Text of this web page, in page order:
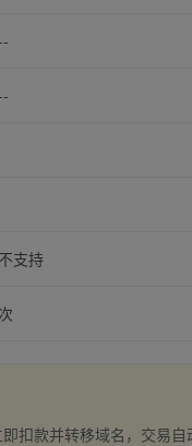
不支持
次
扣款并转移域名，交易